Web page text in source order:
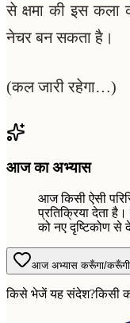
से क्षमा की इस कला
नेचर बन सकता है।
(कल जारी रहेगा…)
आज का अभ्यास
आज किसी ऐसी
प्रतिक्रिया देता
को नए दृष्टिकोण
आज अभ्यास करूँगा/करूँगी
किसे भेजें यह संदेश?किसी